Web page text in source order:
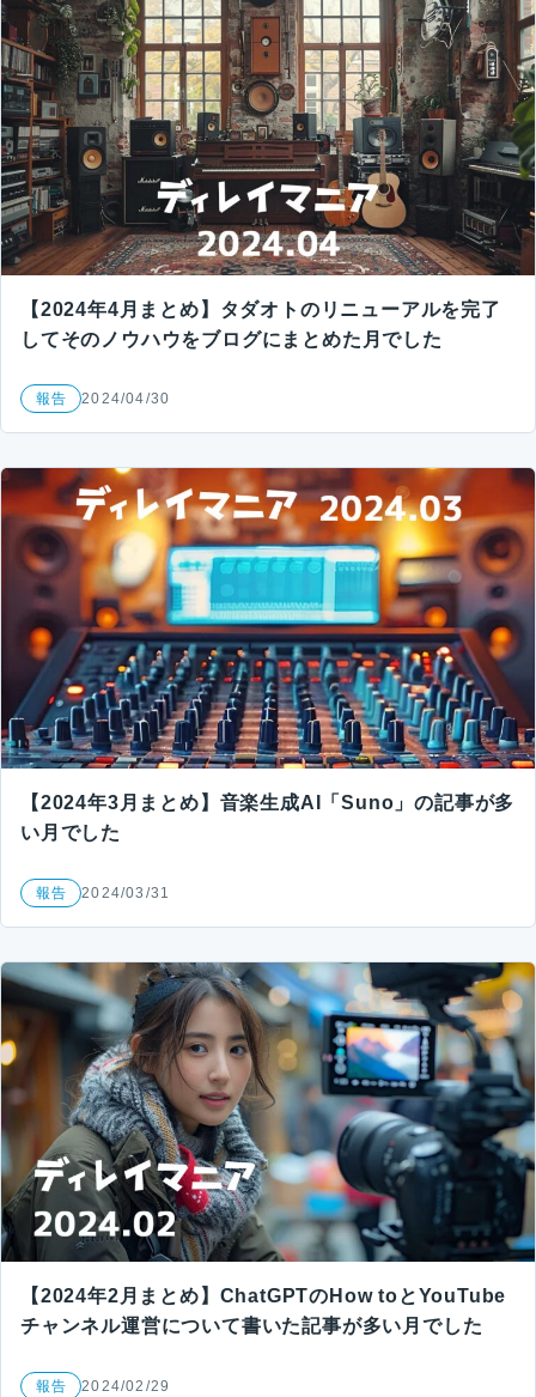
【2024年4月まとめ】タダオトのリニューアルを完了
してそのノウハウをブログにまとめた月でした
報告 2024/04/30
【2024年3月まとめ】音楽生成AI「Suno」の記事が多
い月でした
報告 2024/03/31
【2024年2月まとめ】ChatGPTのHow toとYouTube
チャンネル運営について書いた記事が多い月でした
報告 2024/02/29